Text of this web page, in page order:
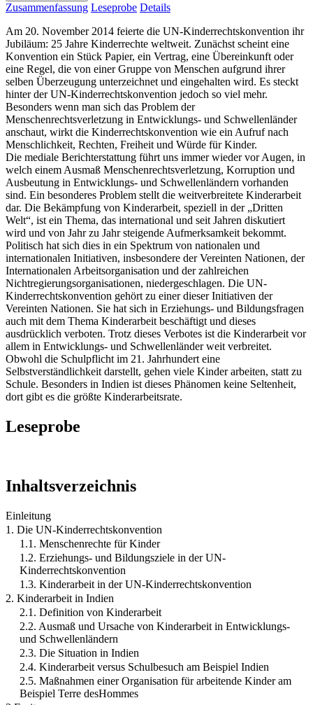
Zusammenfassung Leseprobe Details
Am 20. November 2014 feierte die UN-Kinderrechtskonvention ihr
Jubiläum: 25 Jahre Kinderrechte weltweit. Zunächst scheint eine
Konvention ein Stück Papier, ein Vertrag, eine Übereinkunft oder
eine Regel, die von einer Gruppe von Menschen aufgrund ihrer
selben Überzeugung unterzeichnet und eingehalten wird. Es steckt
hinter der UN-Kinderrechtskonvention jedoch so viel mehr.
Besonders wenn man sich das Problem der
Menschenrechtsverletzung in Entwicklungs- und Schwellenländer
anschaut, wirkt die Kinderrechtskonvention wie ein Aufruf nach
Menschlichkeit, Rechten, Freiheit und Würde für Kinder.
Die mediale Berichterstattung führt uns immer wieder vor Augen, in
welch einem Ausmaß Menschenrechtsverletzung, Korruption und
Ausbeutung in Entwicklungs- und Schwellenländern vorhanden
sind. Ein besonderes Problem stellt die weitverbreitete Kinderarbeit
dar. Die Bekämpfung von Kinderarbeit, speziell in der „Dritten
Welt“, ist ein Thema, das international und seit Jahren diskutiert
wird und von Jahr zu Jahr steigende Aufmerksamkeit bekommt.
Politisch hat sich dies in ein Spektrum von nationalen und
internationalen Initiativen, insbesondere der Vereinten Nationen, der
Internationalen Arbeitsorganisation und der zahlreichen
Nichtregierungsorganisationen, niedergeschlagen. Die UN-
Kinderrechtskonvention gehört zu einer dieser Initiativen der
Vereinten Nationen. Sie hat sich in Erziehungs- und Bildungsfragen
auch mit dem Thema Kinderarbeit beschäftigt und dieses
ausdrücklich verboten. Trotz dieses Verbotes ist die Kinderarbeit vor
allem in Entwicklungs- und Schwellenländer weit verbreitet.
Obwohl die Schulpflicht im 21. Jahrhundert eine
Selbstverständlichkeit darstellt, gehen viele Kinder arbeiten, statt zu
Schule. Besonders in Indien ist dieses Phänomen keine Seltenheit,
dort gibt es die größte Kinderarbeitsrate.
Leseprobe
Inhaltsverzeichnis
Einleitung
1. Die UN-Kinderrechtskonvention
1.1. Menschenrechte für Kinder
1.2. Erziehungs- und Bildungsziele in der UN-
Kinderrechtskonvention
1.3. Kinderarbeit in der UN-Kinderrechtskonvention
2. Kinderarbeit in Indien
2.1. Definition von Kinderarbeit
2.2. Ausmaß und Ursache von Kinderarbeit in Entwicklungs-
und Schwellenländern
2.3. Die Situation in Indien
2.4. Kinderarbeit versus Schulbesuch am Beispiel Indien
2.5. Maßnahmen einer Organisation für arbeitende Kinder am
Beispiel Terre desHommes